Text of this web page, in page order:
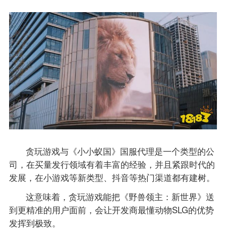
贪玩游戏与《小小蚁国》国服代理是一个类型的公
司，在买量发行领域有着丰富的经验，并且紧跟时代的
发展，在小游戏等新类型、抖音等热门渠道都有建树。
这意味着，贪玩游戏能把《野兽领主：新世界》送
到更精准的用户面前，会让开发商最懂动物SLG的优势
发挥到极致。